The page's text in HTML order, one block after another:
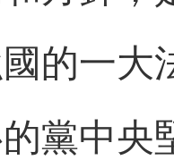
的一大
黨中央